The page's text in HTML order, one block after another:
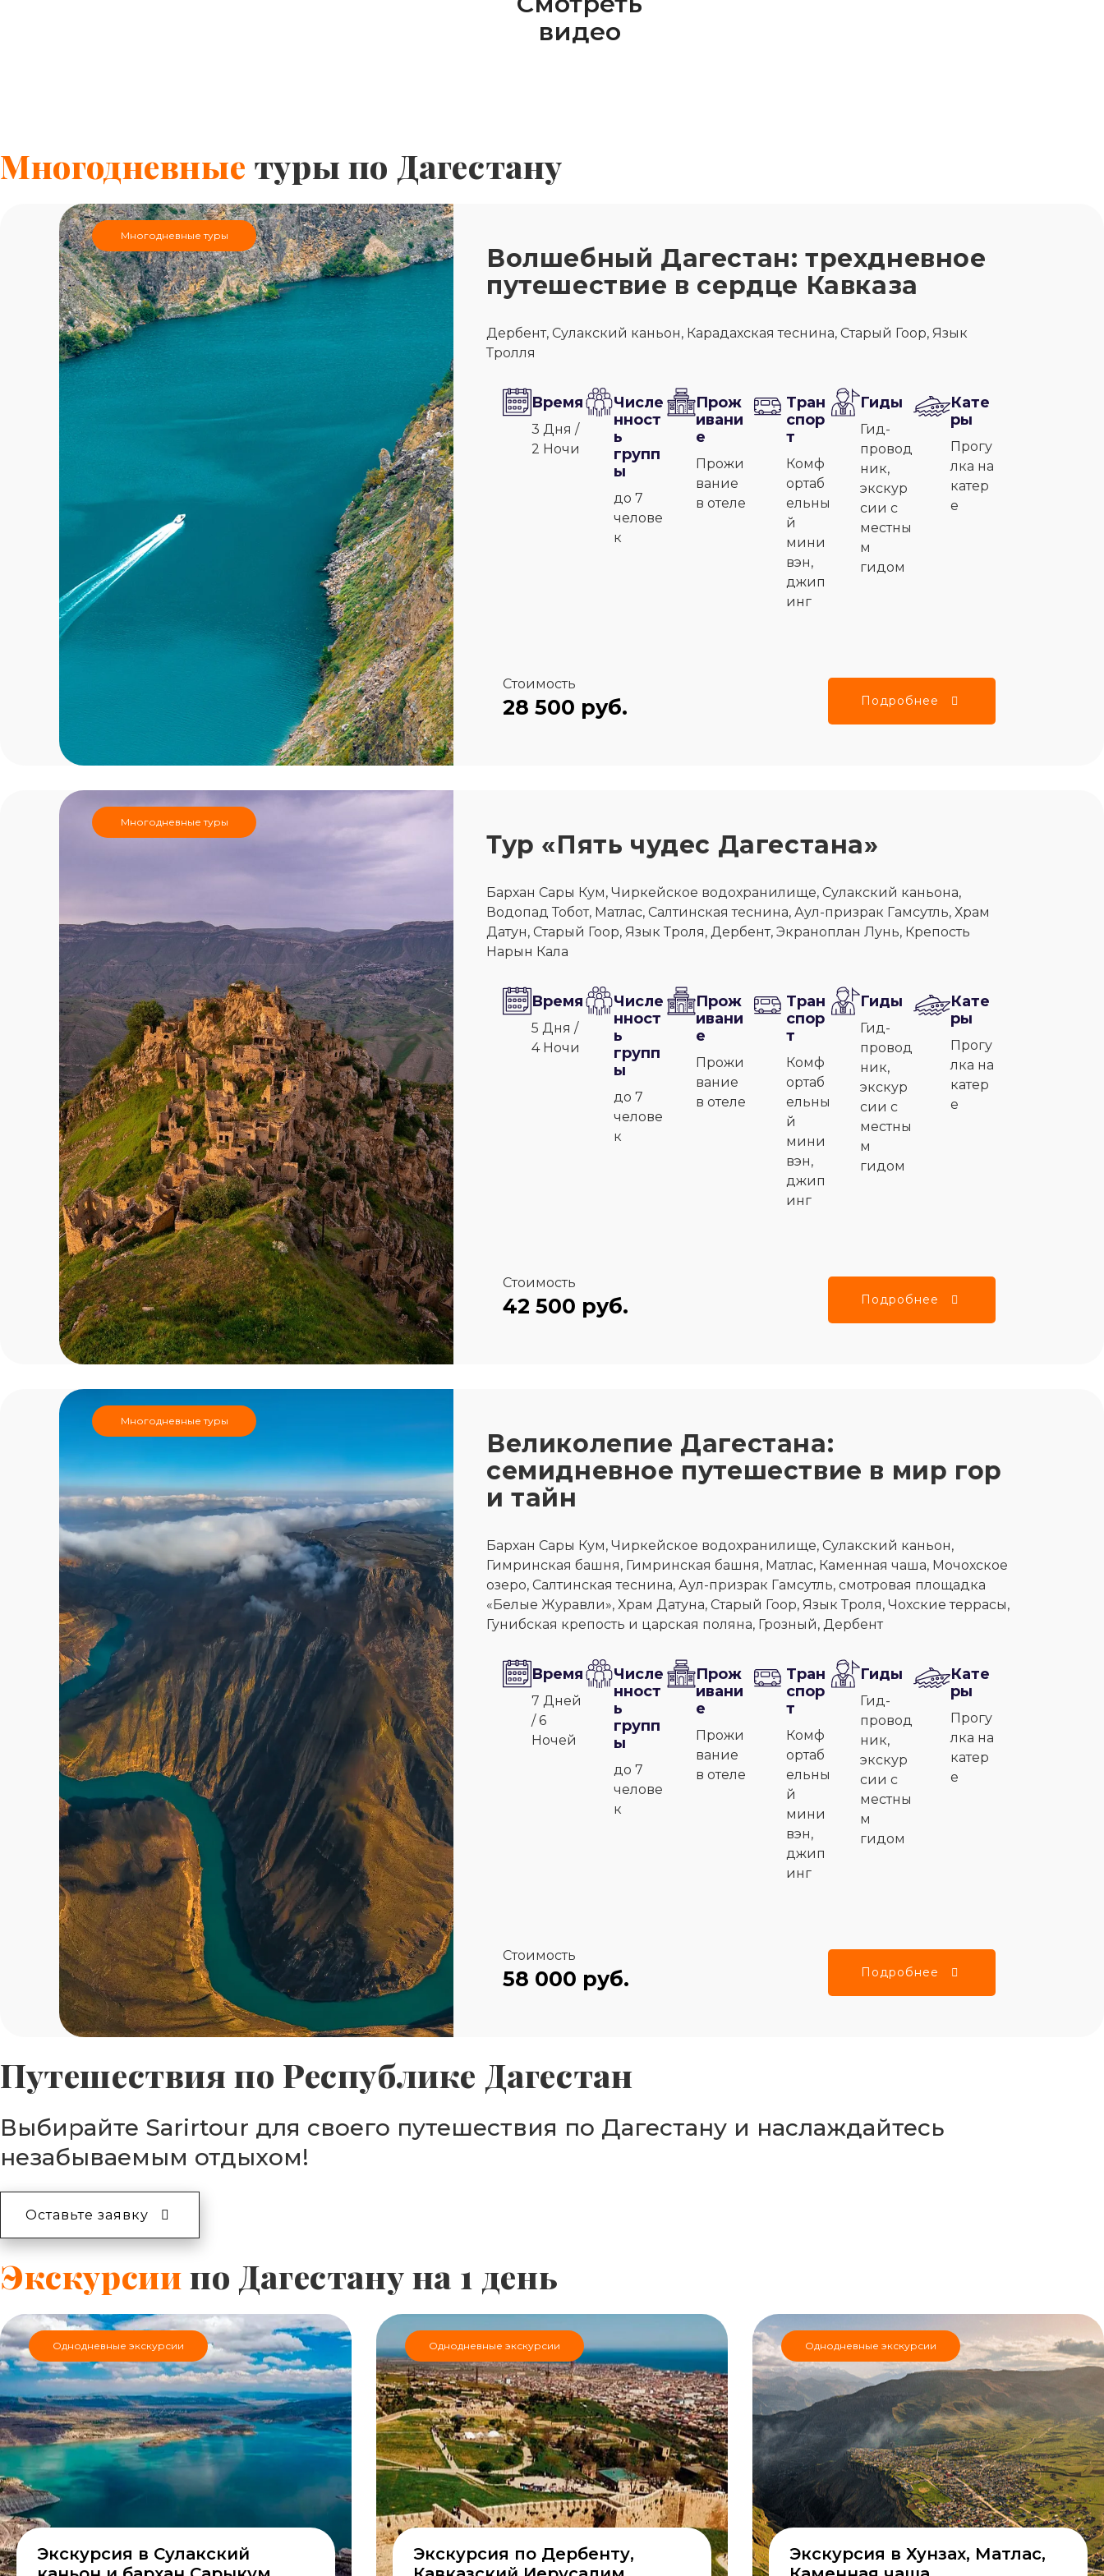
видео
Многодневные туры по Дагестану
Многодневные туры
Волшебный Дагестан: трехдневное
путешествие в сердце Кавказа
Дербент, Сулакский каньон, Карадахская теснина, Старый Гоор, Язык
Тролля
Время
3 Дня /
2 Ночи
Числе
нност
ь
групп
ы
до 7
челове
к
Прож
ивани
е
Прожи
вание
в отеле
Тран
спор
т
Комф
ортаб
ельны
й
мини
вэн,
джип
инг
Гиды
Гид-
провод
ник,
экскур
сии с
местны
м
гидом
Кате
ры
Прогу
лка на
катер
е
Стоимость
28 500 руб. Подробнее
Многодневные туры
Тур «Пять чудес Дагестана»
Бархан Сары Кум, Чиркейское водохранилище, Сулакский каньона,
Водопад Тобот, Матлас, Салтинская теснина, Аул-призрак Гамсутль, Храм
Датун, Старый Гоор, Язык Троля, Дербент, Экраноплан Лунь, Крепость
Нарын Кала
Время
5 Дня /
4 Ночи
Числе
нност
ь
групп
ы
до 7
челове
к
Прож
ивани
е
Прожи
вание
в отеле
Тран
спор
т
Комф
ортаб
ельны
й
мини
вэн,
джип
инг
Гиды
Гид-
провод
ник,
экскур
сии с
местны
м
гидом
Кате
ры
Прогу
лка на
катер
е
Стоимость
42 500 руб. Подробнее
Многодневные туры
Великолепие Дагестана:
семидневное путешествие в мир гор
и тайн
Бархан Сары Кум, Чиркейское водохранилище, Сулакский каньон,
Гимринская башня, Гимринская башня, Матлас, Каменная чаша, Мочохское
озеро, Салтинская теснина, Аул-призрак Гамсутль, смотровая площадка
«Белые Журавли», Храм Датуна, Старый Гоор, Язык Троля, Чохские террасы,
Гунибская крепость и царская поляна, Грозный, Дербент
Время
7 Дней
/ 6
Ночей
Числе
нност
ь
групп
ы
до 7
челове
к
Прож
ивани
е
Прожи
вание
в отеле
Тран
спор
т
Комф
ортаб
ельны
й
мини
вэн,
джип
инг
Гиды
Гид-
провод
ник,
экскур
сии с
местны
м
гидом
Кате
ры
Прогу
лка на
катер
е
Стоимость
58 000 руб. Подробнее
Путешествия по Республике Дагестан
Выбирайте Sarirtour для своего путешествия по Дагестану и наслаждайтесь
незабываемым отдыхом!
Оставьте заявку
Экскурсиипо Дагестану на 1 день
Однодневные экскурсии
Экскурсия в Сулакский
Однодневные экскурсии
Экскурсия по Дербенту,
Однодневные экскурсии
Экскурсия в Хунзах, Матлас,